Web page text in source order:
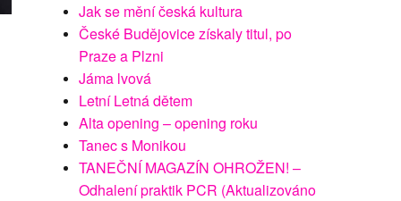
Jak se mění česká kultura
České Budějovice získaly titul, po
Praze a Plzni
Jáma lvová
Letní Letná dětem
Alta opening – opening roku
Tanec s Monikou
TANEČNÍ MAGAZÍN OHROŽEN! –
Odhalení praktik PCR (Aktualizováno